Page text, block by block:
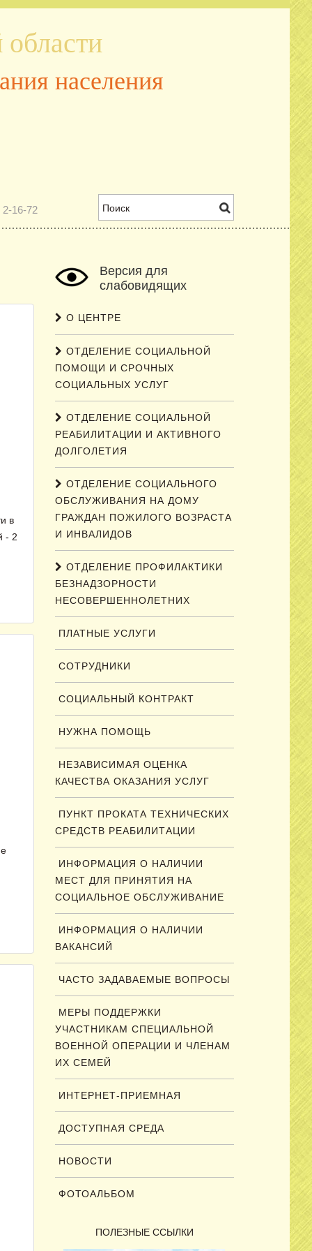
населения
2-16-72
в
- 2
Версия для
слабовидящих
О ЦЕНТРЕ
ОТДЕЛЕНИЕ СОЦИАЛЬНОЙ
ПОМОЩИ И СРОЧНЫХ
СОЦИАЛЬНЫХ УСЛУГ
ОТДЕЛЕНИЕ СОЦИАЛЬНОЙ
РЕАБИЛИТАЦИИ И АКТИВНОГО
ДОЛГОЛЕТИЯ
ОТДЕЛЕНИЕ СОЦИАЛЬНОГО
ОБСЛУЖИВАНИЯ НА ДОМУ
ГРАЖДАН ПОЖИЛОГО ВОЗРАСТА
И ИНВАЛИДОВ
ОТДЕЛЕНИЕ ПРОФИЛАКТИКИ
БЕЗНАДЗОРНОСТИ
НЕСОВЕРШЕННОЛЕТНИХ
ПЛАТНЫЕ УСЛУГИ
СОТРУДНИКИ
СОЦИАЛЬНЫЙ КОНТРАКТ
НУЖНА ПОМОЩЬ
НЕЗАВИСИМАЯ ОЦЕНКА
КАЧЕСТВА ОКАЗАНИЯ УСЛУГ
ПУНКТ ПРОКАТА ТЕХНИЧЕСКИХ
СРЕДСТВ РЕАБИЛИТАЦИИ
ИНФОРМАЦИЯ О НАЛИЧИИ
МЕСТ ДЛЯ ПРИНЯТИЯ НА
СОЦИАЛЬНОЕ ОБСЛУЖИВАНИЕ
ИНФОРМАЦИЯ О НАЛИЧИИ
ВАКАНСИЙ
ЧАСТО ЗАДАВАЕМЫЕ ВОПРОСЫ
МЕРЫ ПОДДЕРЖКИ
УЧАСТНИКАМ СПЕЦИАЛЬНОЙ
ВОЕННОЙ ОПЕРАЦИИ И ЧЛЕНАМ
ИХ СЕМЕЙ
ИНТЕРНЕТ-ПРИЕМНАЯ
ДОСТУПНАЯ СРЕДА
НОВОСТИ
ФОТОАЛЬБОМ
ПОЛЕЗНЫЕ ССЫЛКИ